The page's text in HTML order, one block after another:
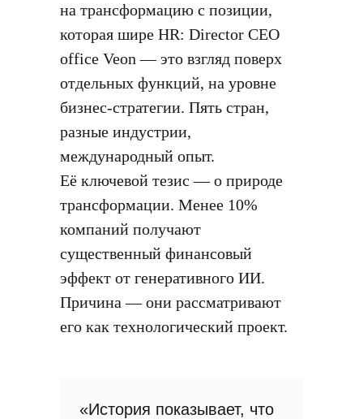
на трансформацию с позиции,
которая шире HR: Director CEO
office Veon — это взгляд поверх
отдельных функций, на уровне
бизнес-стратегии. Пять стран,
разные индустрии,
международный опыт.
Её ключевой тезис — о природе
трансформации. Менее 10%
компаний получают
существенный финансовый
эффект от генеративного ИИ.
Причина — они рассматривают
его как технологический проект.
«История показывает, что